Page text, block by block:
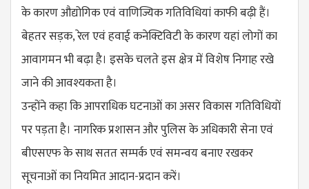
के कारण औद्योगिक एवं वाणिज्यिक गतिविधियां काफी बढ़ी हैं।
बेहतर सड़क, रेल एवं हवाई कनेक्टिविटी के कारण यहां लोगों का
आवागमन भी बढ़ा है। इसके चलते इस क्षेत्र में विशेष निगाह रखे
जाने की आवश्यकता है।
उन्होंने कहा कि आपराधिक घटनाओं का असर विकास गतिविधियाें
पर पड़ता है। नागरिक प्रशासन और पुलिस के अधिकारी सेना एवं
बीएसएफ के साथ सतत सम्पर्क एवं समन्वय बनाए रखकर
सूचनाओं का नियमित आदान-प्रदान करें।